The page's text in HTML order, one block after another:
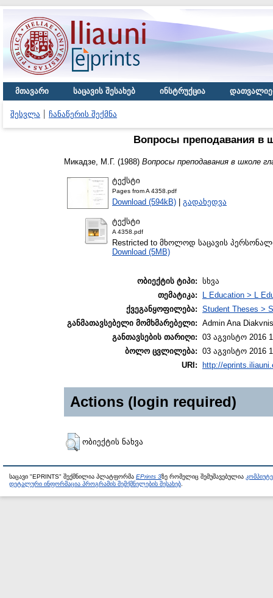
მთავარი საცავის შესახებ ინსტრუქცია
შესვლა ჩანაწერის შექმნა
Вопросы преподавания в
Микадзе, М.Г. (1988) Вопросы преподавания в школе
ტექსტი
Pages from A 4358.pdf
Download (594kB) | გადახედვა
ტექსტი
A 4358.pdf
Restricted to მხოლოდ საცავის
Download (5MB)
ობიექტის ტიპი: სხვა
თემატიკა:
L Education > L
ქვეგანყოფილება: Student Theses >
განმათავსებელი მომხმარებელი: Admin Ana
განთავსების თარიღი: 03 აგვისტო 2016
ბოლო ცვლილება: 03 აგვისტო 2016
URI:
http://
Actions (login required)
ობიექტის ნახვა
საცავი "EPRINTS" შექმნილია პლატფორმა EPrints 3ზე რომელიც შემუშავებულია
დეტალური ინფორმაცია პროგრამის შემქმნელების შესახებ.